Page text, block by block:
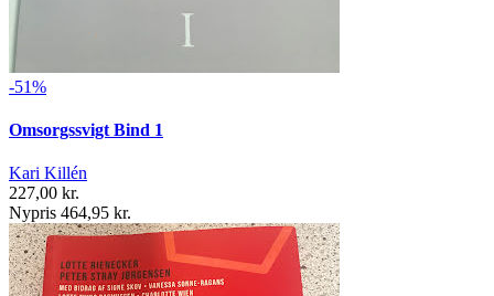
-51%
Omsorgssvigt Bind 1
Kari Killén
227,00 kr.
Nypris 464,95 kr.